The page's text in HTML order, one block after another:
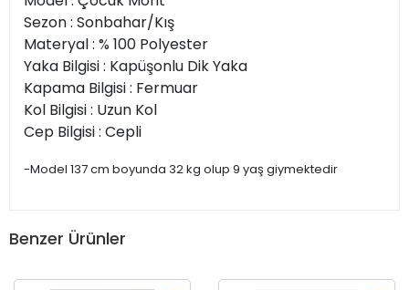
Sezon : Sonbahar/Kış
Materyal : % 100 Polyester
Yaka Bilgisi : Kapüşonlu Dik Yaka
Kapama Bilgisi : Fermuar
Kol Bilgisi : Uzun Kol
Cep Bilgisi : Cepli
-Model 137 cm boyunda 32 kg olup 9 yaş giymektedir
Benzer Ürünler